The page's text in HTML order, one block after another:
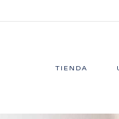
TIENDA